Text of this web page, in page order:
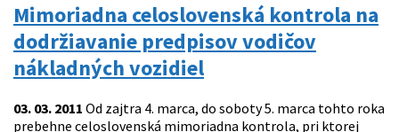
Mimoriadna celoslovenská kontrola na
dodržiavanie predpisov vodičov
nákladných vozidiel
03. 03. 2011 Od zajtra 4. marca, do soboty 5. marca tohto roka
prebehne celoslovenská mimoriadna kontrola, pri ktorej